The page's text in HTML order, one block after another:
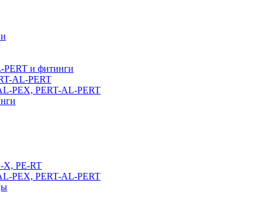
PERT и фитинги
AL-PERT
PEX, PERT-AL-PERT
X, PE-RT
PEX, PERT-AL-PERT